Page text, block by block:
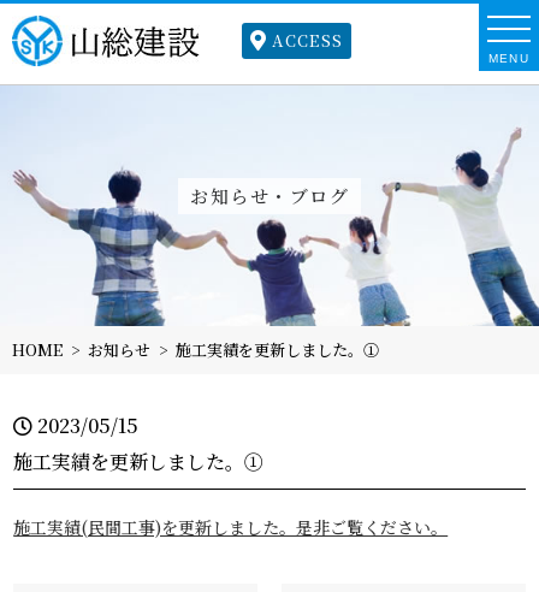
MENU
ACCESS
お知らせ・ブログ
HOME お知らせ 施工実績を更新しました。①
2023/05/15
施工実績を更新しました。①
施工実績(民間工事)を更新しました。是非ご覧ください。